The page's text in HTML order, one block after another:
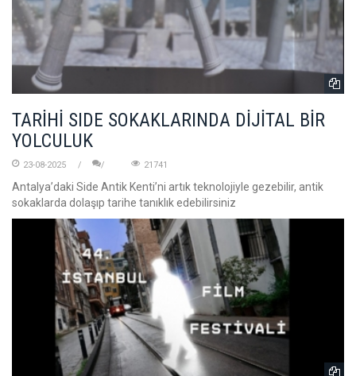
TARİHİ SIDE SOKAKLARINDA DİJİTAL BİR
YOLCULUK
23-08-2025 21741
Antalya’daki Side Antik Kenti’ni artık teknolojiyle gezebilir, antik
sokaklarda dolaşıp tarihe tanıklık edebilirsiniz